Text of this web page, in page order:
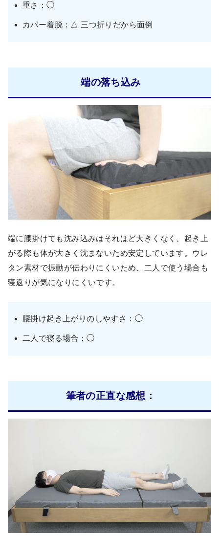
重さ：◯
カバー着脱：△ 三つ折りだから面倒
端の落ち込み
端に腰掛けても沈み込みはそれほど大きくなく、起き上
がる際も体が大きく沈まないため安定しています。ウレ
タン素材で振動が伝わりにくいため、二人で使う場合も
寝返りが気になりにくいです。
腰掛け起き上がりのしやすさ：◯
二人で寝る場合：◯
筆者の正直な感想：